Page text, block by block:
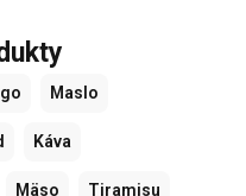
Maslo
Káva
Mäso Tiramisu